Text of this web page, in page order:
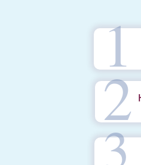
1
2
3